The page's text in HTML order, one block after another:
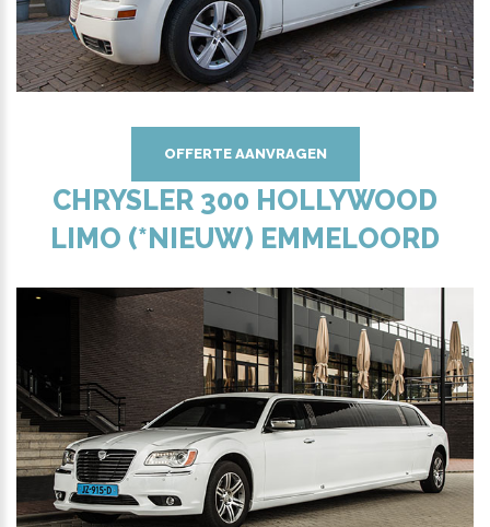
OFFERTE AANVRAGEN
CHRYSLER 300 HOLLYWOOD
LIMO (*NIEUW) EMMELOORD